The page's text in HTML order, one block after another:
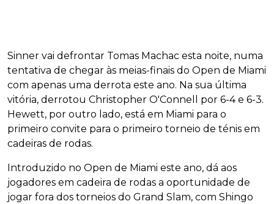
Sinner vai defrontar Tomas Machac esta noite, numa
tentativa de chegar às meias-finais do Open de Miami
com apenas uma derrota este ano. Na sua última
vitória, derrotou Christopher O'Connell por 6-4 e 6-3.
Hewett, por outro lado, está em Miami para o
primeiro convite para o primeiro torneio de ténis em
cadeiras de rodas.
Introduzido no Open de Miami este ano, dá aos
jogadores em cadeira de rodas a oportunidade de
jogar fora dos torneios do Grand Slam, com Shingo